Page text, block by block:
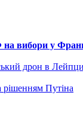
на вибори у
дрон в
рішенням Путіна